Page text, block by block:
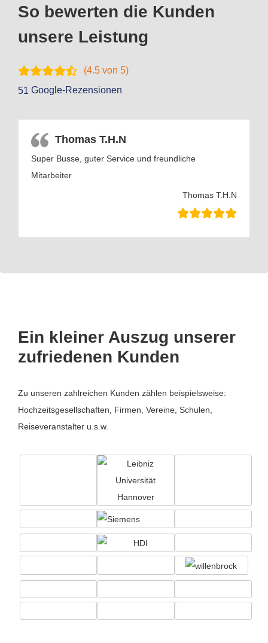
So bewerten die Kunden
unsere Leistung
(4.5 von 5)
51 Google-Rezensionen
Thomas T.H.N
Super Busse, guter Service und freundliche
Mitarbeiter
Thomas T.H.N
Ein kleiner Auszug unserer
zufriedenen Kunden
Zu unseren zahlreichen Kunden zählen beispielsweise:
Hochzeitsgesellschaften, Firmen, Vereine, Schulen,
Reiseveranstalter u.s.w.